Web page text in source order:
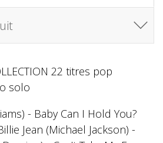
22 titres pop
solo
- Baby Can I Hold You?
Jean (Michael Jackson) -